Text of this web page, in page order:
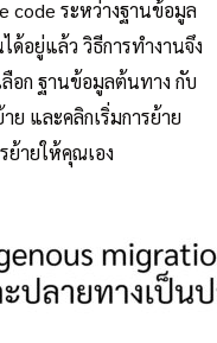
code ระหว่างฐานข้อมูล
อยู่แล้ว วิธีการทำงานจึง
อก ฐานข้อมูลต้นทาง กับ
ย และคลิกเริ่มการย้าย
ย้ายให้คุณเอง